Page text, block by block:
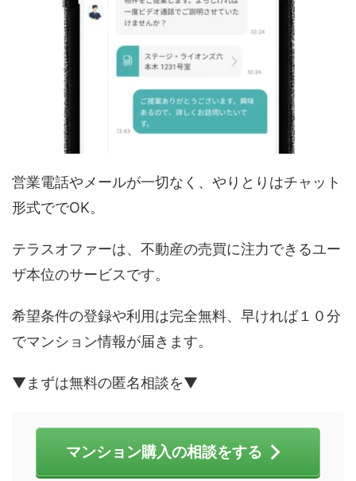
営業電話やメールが一切なく、やりとりはチャット
形式ででOK。
テラスオファーは、不動産の売買に注力できるユー
ザ本位のサービスです。
希望条件の登録や利用は完全無料、早ければ１０分
でマンション情報が届きます。
▼まずは無料の匿名相談を▼
マンション購入の相談をする